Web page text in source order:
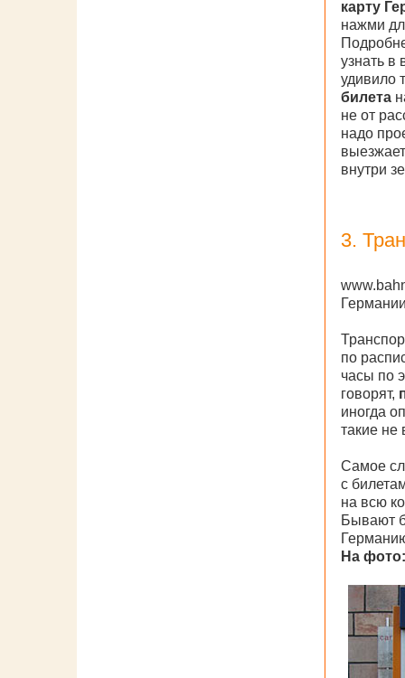
карту
нажми
узнать в
удивило
билета
не от
надо
внутри
3.
по
часы по
говорят,
иногда
такие не
Самое
с
на всю
Бывают
На